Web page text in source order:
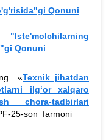
Qonuni
Qonuni
«Texnik jihatdan
ilgʻor xalqaro
chora-tadbirlari
25-son farmoni